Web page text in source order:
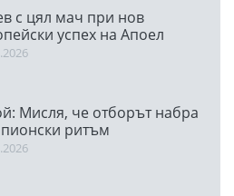
с цял мач при нов
успех на Апоел
Мисля, че отборът набра
ритъм